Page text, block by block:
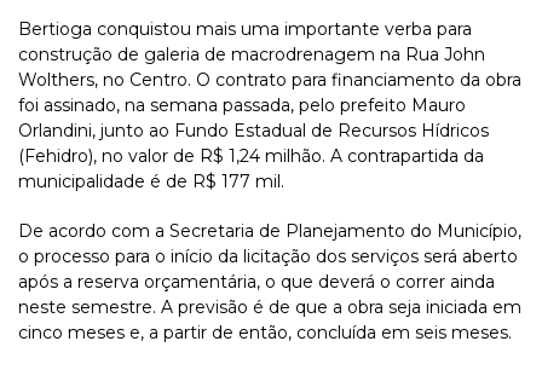
Bertioga conquistou mais uma importante verba para
construção de galeria de macrodrenagem na Rua John
Wolthers, no Centro. O contrato para financiamento da obra
foi assinado, na semana passada, pelo prefeito Mauro
Orlandini, junto ao Fundo Estadual de Recursos Hídricos
(Fehidro), no valor de R$ 1,24 milhão. A contrapartida da
municipalidade é de R$ 177 mil.
De acordo com a Secretaria de Planejamento do Município,
o processo para o início da licitação dos serviços será aberto
após a reserva orçamentária, o que deverá o correr ainda
neste semestre. A previsão é de que a obra seja iniciada em
cinco meses e, a partir de então, concluída em seis meses.